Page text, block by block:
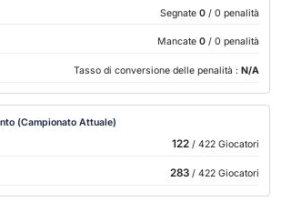
Segnate 0 / 0 penalità
Mancate 0 / 0 penalità
Tasso di conversione delle penalità : N/A
(Campionato Attuale)
122/ 422 Giocatori
283/ 422 Giocatori